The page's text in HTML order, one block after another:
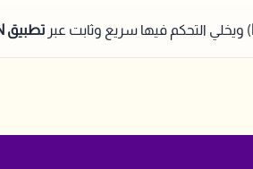
) ويخلي التحكم فيها سريع وثابت عبر تطبيق TMN